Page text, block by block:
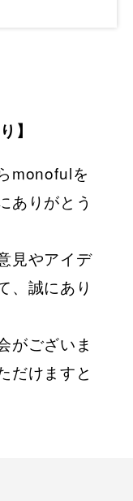
】
monofulを
ありがとう
見やアイデ
、誠にあり
がございま
だけますと